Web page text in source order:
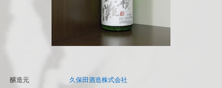
醸造元
久保田酒造株式会社